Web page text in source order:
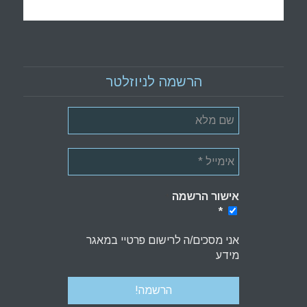
הרשמה לניוזלטר
אישור הרשמה
*
אני מסכים/ה לרישום פרטיי במאגר
מידע